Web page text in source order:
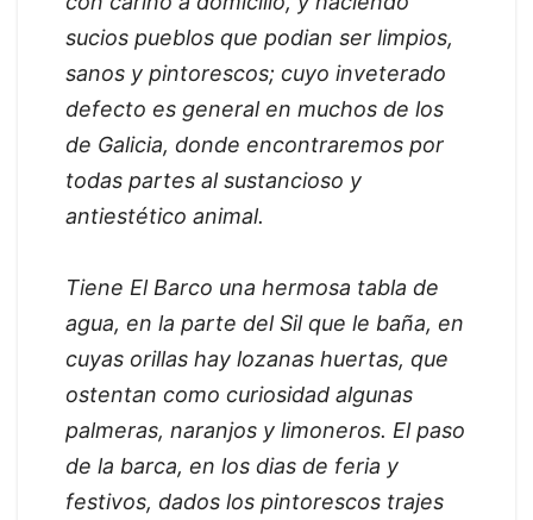
sucios pueblos que podian ser limpios,
sanos y pintorescos; cuyo inveterado
defecto es general en muchos de los
de Galicia, donde encontraremos por
todas partes al sustancioso y
antiestético animal.
Tiene El Barco una hermosa tabla de
agua, en la parte del Sil que le baña, en
cuyas orillas hay lozanas huertas, que
ostentan como curiosidad algunas
palmeras, naranjos y limoneros. El paso
de la barca, en los dias de feria y
festivos, dados los pintorescos trajes